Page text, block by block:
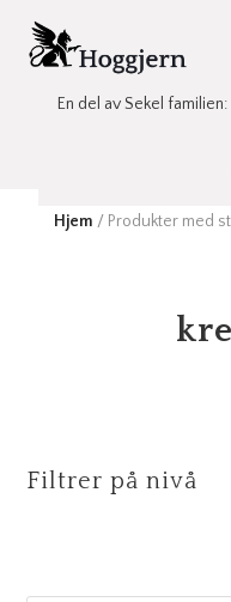
En del av Sekel familien:
Hjem / Produkter med
Filtrer på nivå